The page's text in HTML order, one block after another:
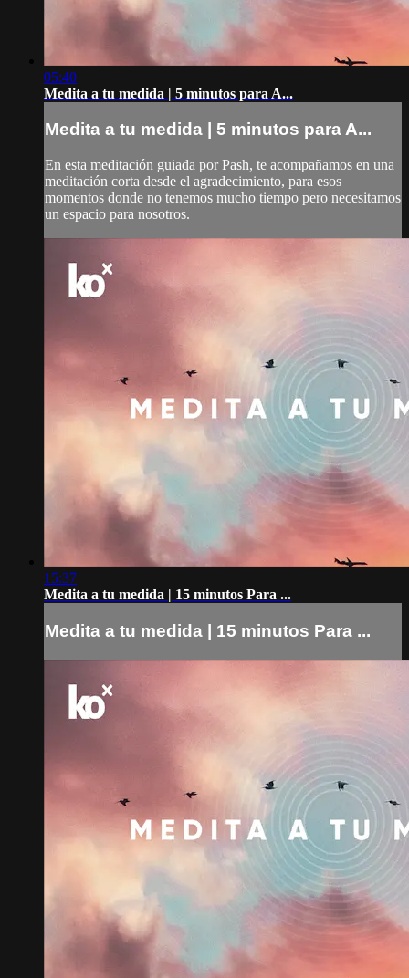
05:40
Medita a tu medida | 5 minutos para A...
Medita a tu medida | 5 minutos para A...
En esta meditación guiada por Pash, te acompañamos en una
meditación corta desde el agradecimiento, para esos
momentos donde no tenemos mucho tiempo pero necesitamos
un espacio para nosotros.
15:37
Medita a tu medida | 15 minutos Para ...
Medita a tu medida | 15 minutos Para ...